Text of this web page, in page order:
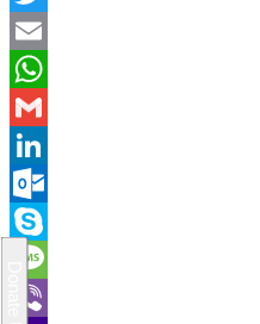
Twitter
Email
WhatsApp
Gmail
LinkedIn
Outlook.com
Skype
Message